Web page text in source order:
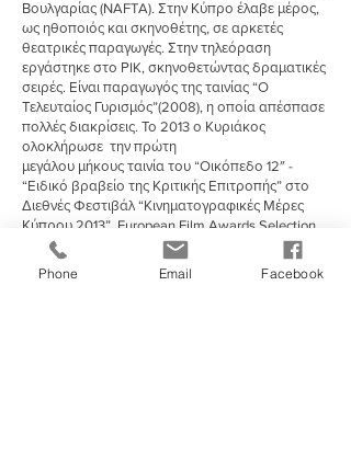
Βουλγαρίας (NAFTA). Στην Κύπρο έλαβε μέρος,
ως ηθοποιός και σκηνοθέτης, σε αρκετές
θεατρικές παραγωγές. Στην τηλεόραση
εργάστηκε στο ΡIK, σκηνοθετώντας δραματικές
σειρές. Είναι παραγωγός της ταινίας “Ο
Τελευταίος Γυρισμός”(2008), η οποία απέσπασε
πολλές διακρίσεις. Το 2013 ο Κυριάκος
ολοκλήρωσε την πρώτη
μεγάλου μήκους ταινία του “Οικόπεδο 12″ -
“Ειδικό βραβείο της Κριτικής Επιτροπής” στο
Διεθνές Φεστιβάλ “Κινηματογραφικές Μέρες
Κύπρου 2013”, European Film Awards Selection
2013, 2 ο στο κυπριακό Box office για τρεις
βδομάδες.
Phone Email Facebook